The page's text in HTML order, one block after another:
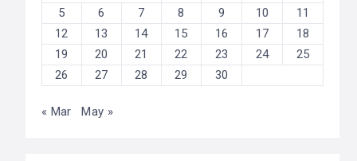
5
6 7 8 9 10
11
12
13 14 15 16 17
18
19
20 21 22 23 24
25
26
27 28 29 30
« Mar May »